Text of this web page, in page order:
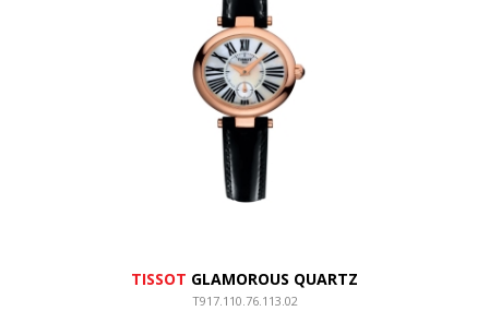
TISSOT GLAMOROUS QUARTZ
T917.110.76.113.02